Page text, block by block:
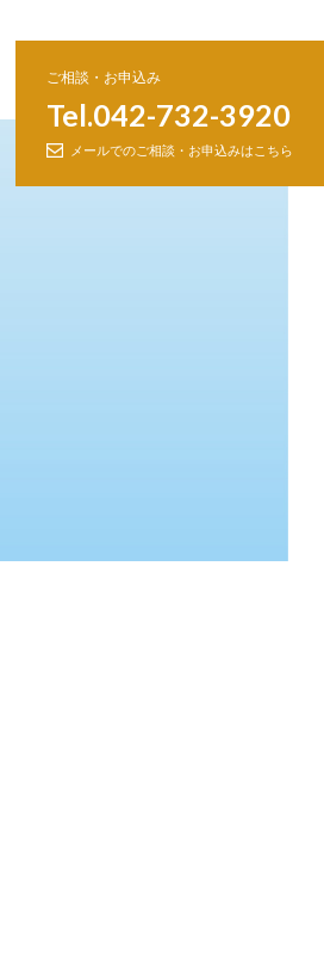
ご相談・お申込み
Tel.042-732-3920
メールでのご相談・お申込みはこちら